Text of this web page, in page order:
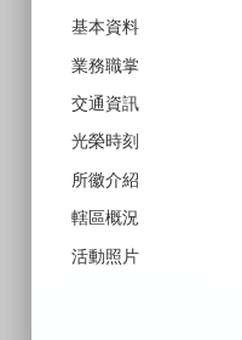
基本資料
業務職掌
交通資訊
光榮時刻
所徽介紹
轄區概況
活動照片